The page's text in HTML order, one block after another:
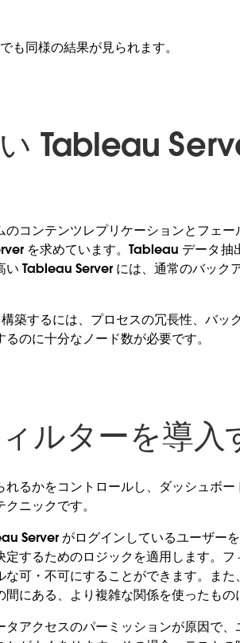
も同様の結果が見られます。
Tableau
コンテンツレプリケーションとフェ
を求めています。Tableau データ抽
い Tableau Server には、通常のバック
築するには、プロセスの冗長性、バッ
のに十分なノード数が必要です。
ルターを導入
れるかをコントロールし、ダッシュボ
ニックです。
Server がログインしているユーザー
するためのロジックを適用します。フ
可・不可にすることができます。ま
にある、より複雑な関係を使ったもの
タアクセスのパーミッションが原因で